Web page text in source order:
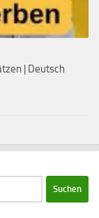
| Deutsch